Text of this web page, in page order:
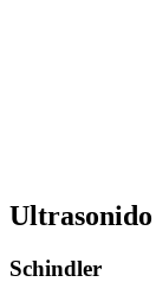
Ultrasonido
Schindler